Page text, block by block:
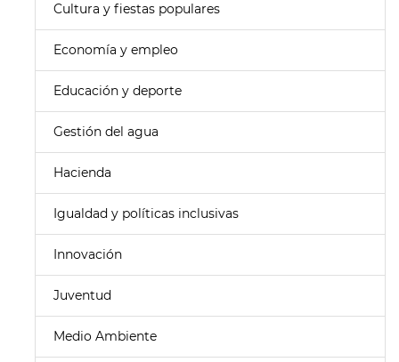
Cultura y fiestas populares
Economía y empleo
Educación y deporte
Gestión del agua
Hacienda
Igualdad y políticas inclusivas
Innovación
Juventud
Medio Ambiente